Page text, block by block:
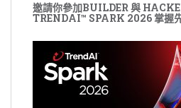
邀請你參加BUILDER 與
TRENDAI™ SPARK 2026 掌握